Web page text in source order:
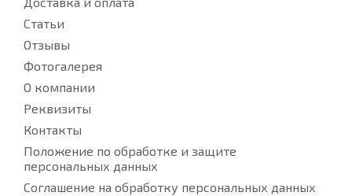
Статьи
Отзывы
Фотогалерея
О компании
Реквизиты
Контакты
Положение по обработке и защите
персональных данных
Соглашение на обработку персональных данных